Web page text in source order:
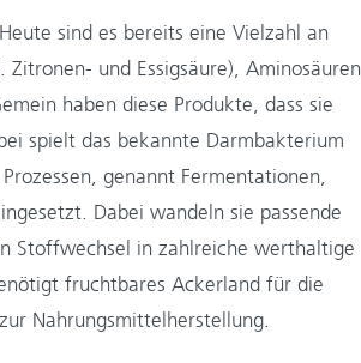
Heute sind es bereits eine Vielzahl an
und Essigsäure), Aminosäuren
haben diese Produkte, dass sie
spielt das bekannte Darmbakterium
genannt Fermentationen,
Dabei wandeln sie passende
Stoffwechsel in zahlreiche werthaltige
fruchtbares Ackerland für die
Nahrungsmittelherstellung.